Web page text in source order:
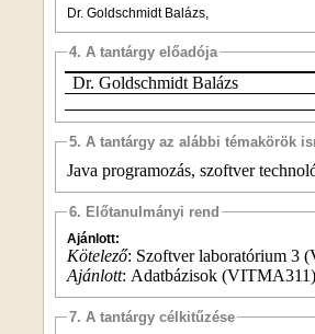
Dr. Goldschmidt Balázs,
4. A tantárgy előadója
Dr. Goldschmidt Balázs
5. A tantárgy az alábbi témakörök
Java programozás, szoftver
6. Előtanulmányi rend
Ajánlott:
Kötelező: Szoftver laboratórium 3
Ajánlott: Adatbázisok (VITMA311)
7. A tantárgy célkitűzése